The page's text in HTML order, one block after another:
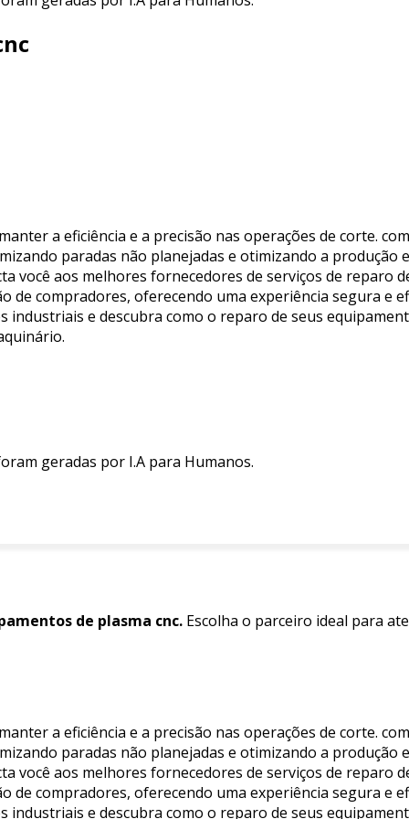
a eficiência e a precisão nas operações de corte.
paradas não planejadas e otimizando a produção
você aos melhores fornecedores de serviços de reparo
de compradores, oferecendo uma experiência segura e
e descubra como o reparo de seus
geradas por I.A para Humanos.
de plasma cnc. Escolha o parceiro ideal para
a eficiência e a precisão nas operações de corte.
paradas não planejadas e otimizando a produção
você aos melhores fornecedores de serviços de reparo
de compradores, oferecendo uma experiência segura e
e descubra como o reparo de seus